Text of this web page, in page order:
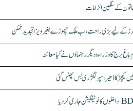
کے سنگین الزامات
برج کا وزراء و دیگر رہنماؤں نے کیا معائنہ
کیچڑ کا ڈھیر، سپر لگژری بس پھنس گئی